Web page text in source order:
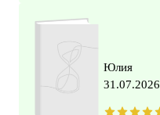
Юлия
31.07.2026